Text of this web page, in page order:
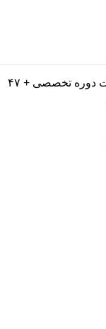
آموزش خوانندگی و آواز؛ ۳۱ ساعت دوره تخصصی + ۴۷